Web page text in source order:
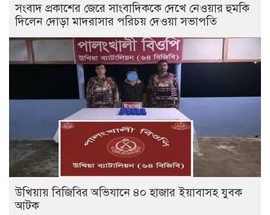
সংবাদ প্রকাশের জেরে সাংবাদিককে দেখে নেওয়ার হুমকি
দিলেন দোড়া মাদরাসার পরিচয় দেওয়া সভাপতি
উখিয়ায় বিজিবির অভিযানে ৪০ হাজার ইয়াবাসহ যুবক
আটক